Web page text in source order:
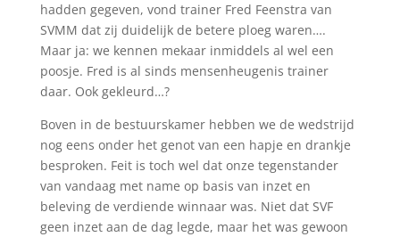
hadden gegeven, vond trainer Fred Feenstra van
SVMM dat zij duidelijk de betere ploeg waren….
Maar ja: we kennen mekaar inmiddels al wel een
poosje. Fred is al sinds mensenheugenis trainer
daar. Ook gekleurd…?
Boven in de bestuurskamer hebben we de wedstrijd
nog eens onder het genot van een hapje en drankje
besproken. Feit is toch wel dat onze tegenstander
van vandaag met name op basis van inzet en
beleving de verdiende winnaar was. Niet dat SVF
geen inzet aan de dag legde, maar het was gewoon